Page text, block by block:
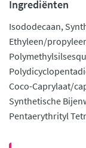
Ingrediënten
Isododecaan,
Ethyleen/
Coco-Caprylaat/
Synthetische
Pentaerythrityl